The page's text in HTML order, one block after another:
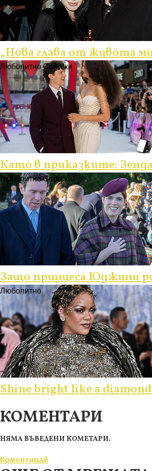
„Нова глава от живота
ЛюбопитноСветски
Като в приказките:
ЛюбопитноСветски
Защо принцеса Юджини
Любопитно
Shine bright like a
КОМЕНТАРИ
НЯМА ВЪВЕДЕНИ КОМЕТАРИ.
Коментирай